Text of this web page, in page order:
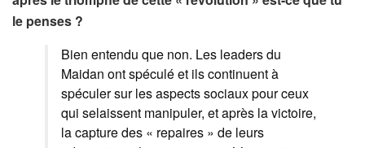
le penses ?
Bien entendu que non. Les leaders du
Maidan ont spéculé et ils continuent à
spéculer sur les aspects sociaux pour ceux
qui selaissent manipuler, et après la victoire,
la capture des « repaires » de leurs